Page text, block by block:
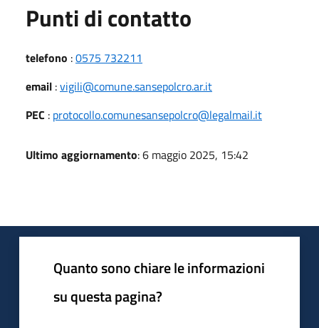
Punti di contatto
telefono :0575 732211
email :vigili@comune.sansepolcro.ar.it
PEC : protocollo.comunesansepolcro@legalmail.it
Ultimo aggiornamento: 6 maggio 2025, 15:42
Quanto sono chiare le informazioni
su questa pagina?